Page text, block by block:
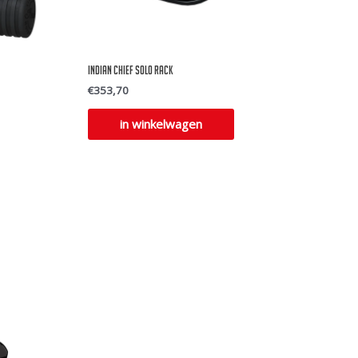
Indian Chief Solo Rack
€353,70
in winkelwagen